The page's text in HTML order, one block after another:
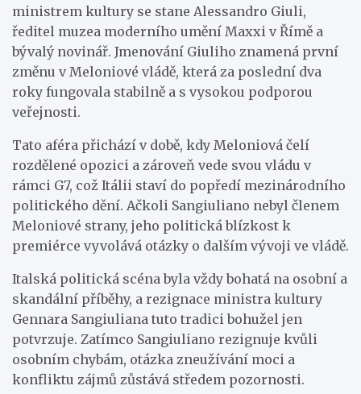
ministrem kultury se stane Alessandro Giuli,
ředitel muzea moderního umění Maxxi v Římě a
bývalý novinář. Jmenování Giuliho znamená první
změnu v Meloniové vládě, která za poslední dva
roky fungovala stabilně a s vysokou podporou
veřejnosti.
Tato aféra přichází v době, kdy Meloniová čelí
rozdělené opozici a zároveň vede svou vládu v
rámci G7, což Itálii staví do popředí mezinárodního
politického dění. Ačkoli Sangiuliano nebyl členem
Meloniové strany, jeho politická blízkost k
premiérce vyvolává otázky o dalším vývoji ve vládě.
Italská politická scéna byla vždy bohatá na osobní a
skandální příběhy, a rezignace ministra kultury
Gennara Sangiuliana tuto tradici bohužel jen
potvrzuje. Zatímco Sangiuliano rezignuje kvůli
osobním chybám, otázka zneužívání moci a
konfliktu zájmů zůstává středem pozornosti.